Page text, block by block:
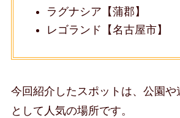
ラグナシア【蒲郡】
レゴランド【名古屋市】
今回紹介したスポットは、公園や
として人気の場所です。